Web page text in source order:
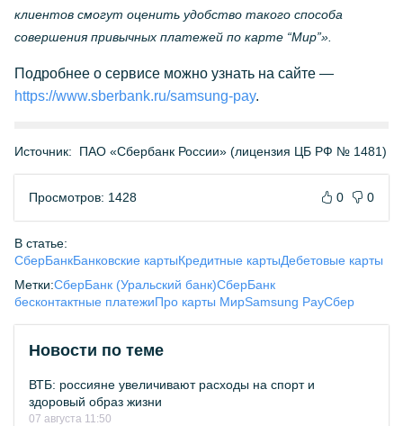
клиентов смогут оценить удобство такого способа
совершения привычных платежей по карте “Мир”».
Подробнее о сервисе можно узнать на сайте —
https://www.sberbank.ru/samsung-pay.
Источник: ПАО «Сбербанк России» (лицензия ЦБ РФ № 1481)
Просмотров: 1428 0 0
В статье:
СберБанкБанковские картыКредитные картыДебетовые карты
Метки:СберБанк (Уральский банк)СберБанк
бесконтактные платежиПро карты МирSamsung PayСбер
Новости по теме
ВТБ: россияне увеличивают расходы на спорт и
здоровый образ жизни
07 августа 11:50